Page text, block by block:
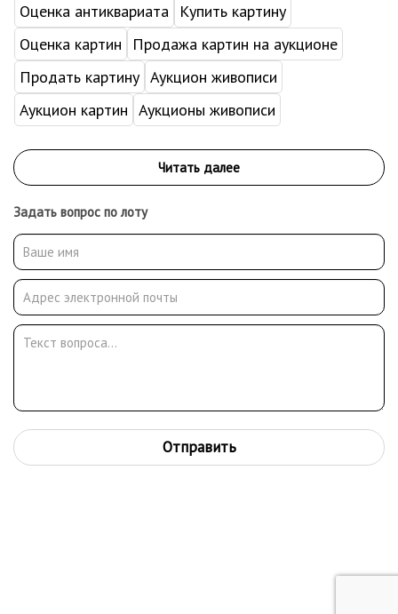
Оценка антиквариата
Купить картину
Оценка картин
Продажа картин на аукционе
Продать картину Аукцион живописи
Аукцион картин Аукционы живописи
Задать вопрос по лоту
Отправить